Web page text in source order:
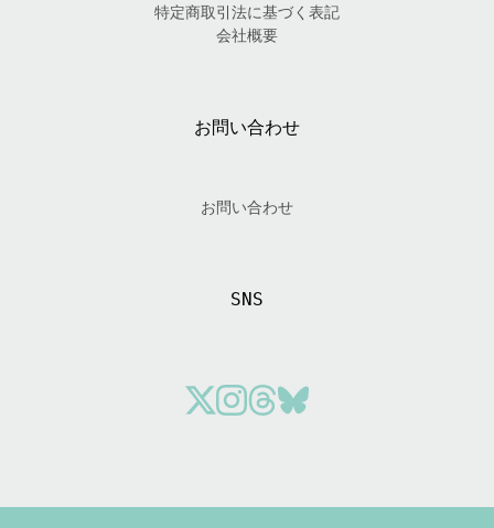
特定商取引法に基づく表記
会社概要
お問い合わせ
お問い合わせ
SNS